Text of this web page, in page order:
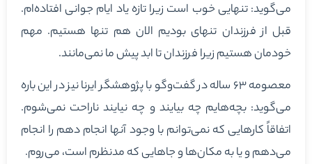
می‌گوید: تنهایی خوب است زیرا تازه یاد ایام جوانی افتاده‌ام.
قبل از فرزندان تنهای بودیم الان هم تنها هستیم. مهم
خودمان هستیم زیرا فرزندان تا ابد پیش ما نمی‌مانند.
معصومه ۶۳ ساله در گفت‌وگو با پژوهشگر ایرنا نیز در این باره
می‌گوید: بچه‌هایم چه بیایند و چه نیایند ناراحت نمی‌شوم.
اتفاقاً کارهایی که نمی‌توانم با وجود آنها انجام دهم را انجام
می‌دهم و یا به مکان‌ها و جاهایی که مدنظرم است، می‌روم.